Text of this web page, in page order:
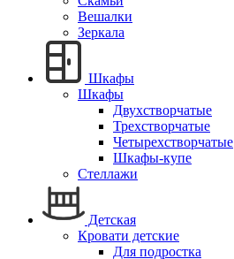
Вешалки
Зеркала
Шкафы
Шкафы
Двухстворчатые
Трехстворчатые
Четырехстворчатые
Шкафы-купе
Стеллажи
Детская
Кровати детские
Для подростка